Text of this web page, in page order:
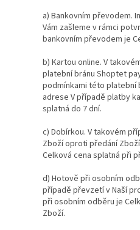
a) Bankovním převodem.
Vám zašleme v rámci
bankovním převodem je
b) Kartou online. V
platební bránu Shoptet
podmínkami této platební
adrese V případě platby
splatná do 7 dní.
c) Dobírkou. V takovém
Zboží oproti předání
Celková cena splatná při
d) Hotově při osobním
případě převzetí v Naší
při osobním odběru je
Zboží.